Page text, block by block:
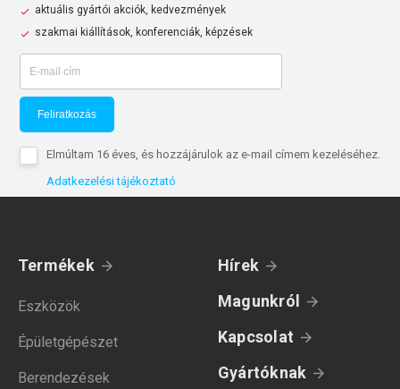
aktuális gyártói akciók, kedvezmények
szakmai kiállítások, konferenciák, képzések
Feliratkozás
Elmúltam 16 éves, és hozzájárulok az e-mail címem kezeléséhez.
Adatkezelési tájékoztató
Termékek
Eszközök
Épületgépészet
Berendezések
Hírek
Magunkról
Kapcsolat
Gyártóknak